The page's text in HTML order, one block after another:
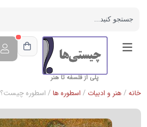
پلی از فلسفه تا هنر
خانه /هنر و ادبیات / اسطوره ها / اسطوره چیست؟